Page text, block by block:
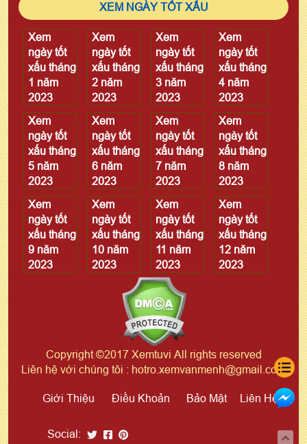
XEM NGÀY TỐT XẤU
Xem
ngày tốt
xấu tháng
1 năm
2023
Xem
ngày tốt
xấu tháng
2 năm
2023
Xem
ngày tốt
xấu tháng
3 năm
2023
Xem
ngày tốt
xấu tháng
4 năm
2023
Xem
ngày tốt
xấu tháng
5 năm
2023
Xem
ngày tốt
xấu tháng
6 năm
2023
Xem
ngày tốt
xấu tháng
7 năm
2023
Xem
ngày tốt
xấu tháng
8 năm
2023
Xem
ngày tốt
xấu tháng
9 năm
2023
Xem
ngày tốt
xấu tháng
10 năm
2023
Xem
ngày tốt
xấu tháng
11 năm
2023
Xem
ngày tốt
xấu tháng
12 năm
2023
Copyright ©2017 Xemtuvi All rights reserved
Liên hệ với chúng tôi : hotro.xemvanmenh@gmail.com
Giới Thiệu Điều Khoản Bảo Mật Liên Hệ
Social: